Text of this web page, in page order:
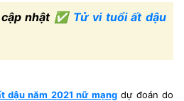
nhật ✅ Tử vi tuổi ất dậu
dậu năm 2021 nữ mạngdự đoán do